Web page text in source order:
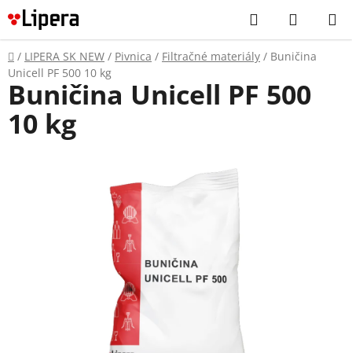
Prejsť
na
obsah
Hľadať
KOŠÍK
Domov
/ LIPERA SK NEW / Pivnica / Filtračné materiály / Buničina
Unicell PF 500 10 kg
Buničina Unicell PF 500
10 kg